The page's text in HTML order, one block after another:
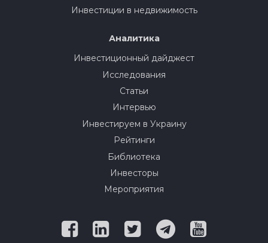
Инвестиции в недвижимость
Аналитика
Инвестиционный дайджест
Исследования
Статьи
Интервью
Инвестируем в Украину
Рейтинги
Библиотека
Инвесторы
Мероприятия